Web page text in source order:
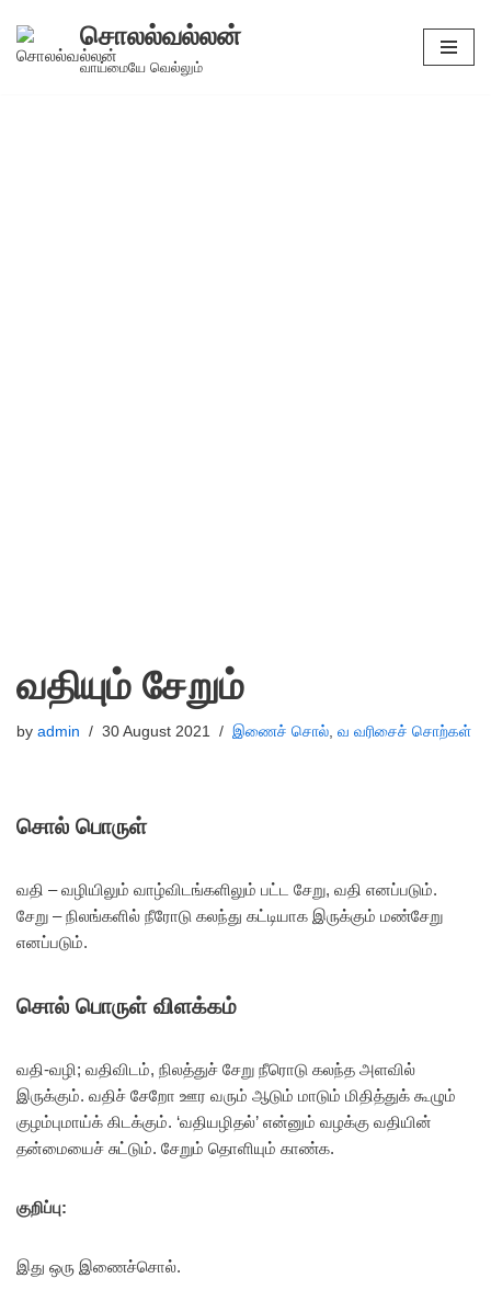
Skip
சொலல்வல்லன்
வாய்மையே வெல்லும்
வதியும் சேறும்
by admin 30 August 2021 இணைச் சொல், வ வரிசைச் சொற்கள்
சொல் பொருள்
வதி – வழியிலும் வாழ்விடங்களிலும் பட்ட சேறு, வதி எனப்படும்.
சேறு – நிலங்களில் நீரோடு கலந்து கட்டியாக இருக்கும் மண்சேறு
எனப்படும்.
சொல் பொருள் விளக்கம்
வதி-வழி; வதிவிடம், நிலத்துச் சேறு நீரொடு கலந்த அளவில்
இருக்கும். வதிச் சேறோ ஊர வரும் ஆடும் மாடும் மிதித்துக் கூழும்
குழம்புமாய்க் கிடக்கும். ‘வதியழிதல்’ என்னும் வழக்கு வதியின்
தன்மையைச் சுட்டும். சேறும் தொளியும் காண்க.
குறிப்பு:
இது ஒரு இணைச்சொல்.